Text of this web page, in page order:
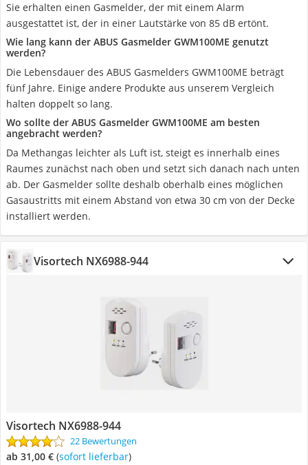
Sie erhalten einen Gasmelder, der mit einem Alarm
ausgestattet ist, der in einer Lautstärke von 85 dB ertönt.
Wie lang kann der ABUS Gasmelder GWM100ME genutzt
werden?
Die Lebensdauer des ABUS Gasmelders GWM100ME beträgt
fünf Jahre. Einige andere Produkte aus unserem Vergleich
halten doppelt so lang.
Wo sollte der ABUS Gasmelder GWM100ME am besten
angebracht werden?
Da Methangas leichter als Luft ist, steigt es innerhalb eines
Raumes zunächst nach oben und setzt sich danach nach unten
ab. Der Gasmelder sollte deshalb oberhalb eines möglichen
Gasaustritts mit einem Abstand von etwa 30 cm von der Decke
installiert werden.
Visortech ‎NX6988-944
Visortech ‎NX6988-944
22 Bewertungen
ab 31,00 € ( Sofort lieferbar)